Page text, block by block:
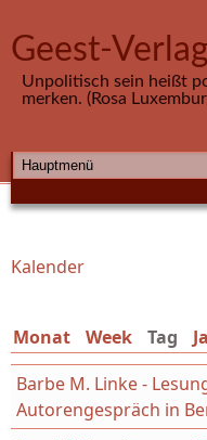
Geest-Verlag
Unpolitisch sein heißt
merken. (Rosa
HAUPTMENÜ
Sie sind hier
Kalender
Monat Week Tag
Barbe M. Linke -
Autorengespräch in